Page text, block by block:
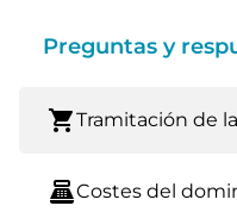
Preguntas y
shopping_cartTramitación de
point_of_saleCostes del